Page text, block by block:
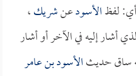
لفظالأسودعنشريك،
أشار إليه في الآخر أو أشار
ساق حديثالأسود بن عامر